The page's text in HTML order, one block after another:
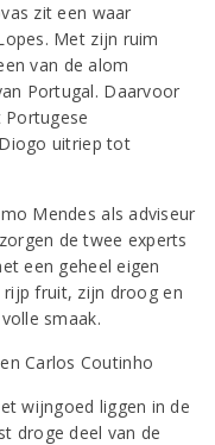
zit een waar
Met zijn ruim
van de alom
Portugal. Daarvoor
uitriep tot
Mendes als adviseur
de twee experts
een geheel eigen
fruit, zijn droog en
smaak.
wijngoed liggen in de
droge deel van de